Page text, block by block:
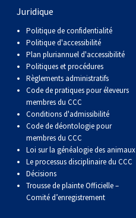
Juridique
Politique de confidentialité
Politique d'accessibilité
Plan pluriannuel d'accessibilité
Politiques et procédures
Règlements administratifs
Code de pratiques pour éleveurs
membres du CCC
Conditions d'admissibilité
Code de déontologie pour
membres du CCC
Loi sur la généalogie des animaux
Le processus disciplinaire du CCC
Décisions
Trousse de plainte Officielle –
Comité d’enregistrement